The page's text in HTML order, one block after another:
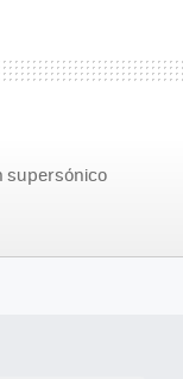
supersónico